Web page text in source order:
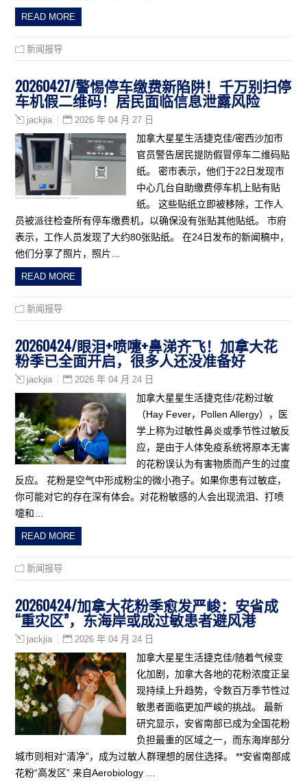
READ MORE
新闻报导
20260427/警惕停车缴费新陷阱！千万别扫停
车机假二维码！居民面临信息泄露风险
jackjia 2026 年 04 月 27 日
加拿大星星生活捷克佳/密西沙加市
官员警告居民提防假冒停车二维码贴
纸。 密市表示，他们于22日发现市
中心几台自助缴费停车机上贴有贴
纸。 这些贴纸立即被移除，工作人
员被派往检查所有停车缴费机，以确保没有张贴其他贴纸。 市府
表示，工作人员发现了大约80张贴纸。 在24日发布的新闻稿中，
他们分享了照片，照片…
READ MORE
新闻报导
20260424/眼泪+喷嚏+鼻涕齐飞！加拿大花
粉季已全面开启，很多人还没准备好
jackjia 2026 年 04 月 24 日
加拿大星星生活捷克佳/花粉过敏
（Hay Fever，Pollen Allergy），医
学上称为过敏性鼻炎或季节性过敏反
应，是由于人体免疫系统将原本无害
的花粉误认为有害物质而产生的过度
反应。 花粉是空气中形成粉尘的微小孢子。如果你患有过敏症，
你可能对它的存在深有体会。对花粉敏感的人会出现流泪、打喷
嚏和…
READ MORE
新闻报导
20260424/加拿大花粉季愈发严峻：安省成
“重灾区”，东海岸或成过敏患者避风港
jackjia 2026 年 04 月 24 日
加拿大星星生活捷克佳/随着气候变
化加剧，加拿大各地的花粉浓度正呈
现持续上升趋势，令数百万季节性过
敏患者面临更加严峻的挑战。 最新
研究显示，安省南部已成为全国花粉
负担最重的区域之一，而东海岸部分
城市则相对“清净”，成为过敏人群理想的居住选择。 **安省南部成
花粉“高发区” 来自Aerobiology …